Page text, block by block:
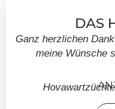
DAS
Ganz herzlichen
meine Wünsche